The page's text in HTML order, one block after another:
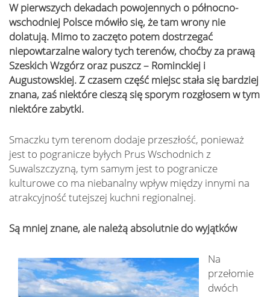
W pierwszych dekadach powojennych o północno-
wschodniej Polsce mówiło się, że tam wrony nie
dolatują. Mimo to zaczęto potem dostrzegać
niepowtarzalne walory tych terenów, choćby za prawą
Szeskich Wzgórz oraz puszcz – Rominckiej i
Augustowskiej. Z czasem część miejsc stała się bardziej
znana, zaś niektóre cieszą się sporym rozgłosem w tym
niektóre zabytki.
Smaczku tym terenom dodaje przeszłość, ponieważ
jest to pogranicze byłych Prus Wschodnich z
Suwalszczyzną, tym samym jest to pogranicze
kulturowe co ma niebanalny wpływ między innymi na
atrakcyjność tutejszej kuchni regionalnej.
Są mniej znane, ale należą absolutnie do wyjątków
Na
przełomie
dwóch